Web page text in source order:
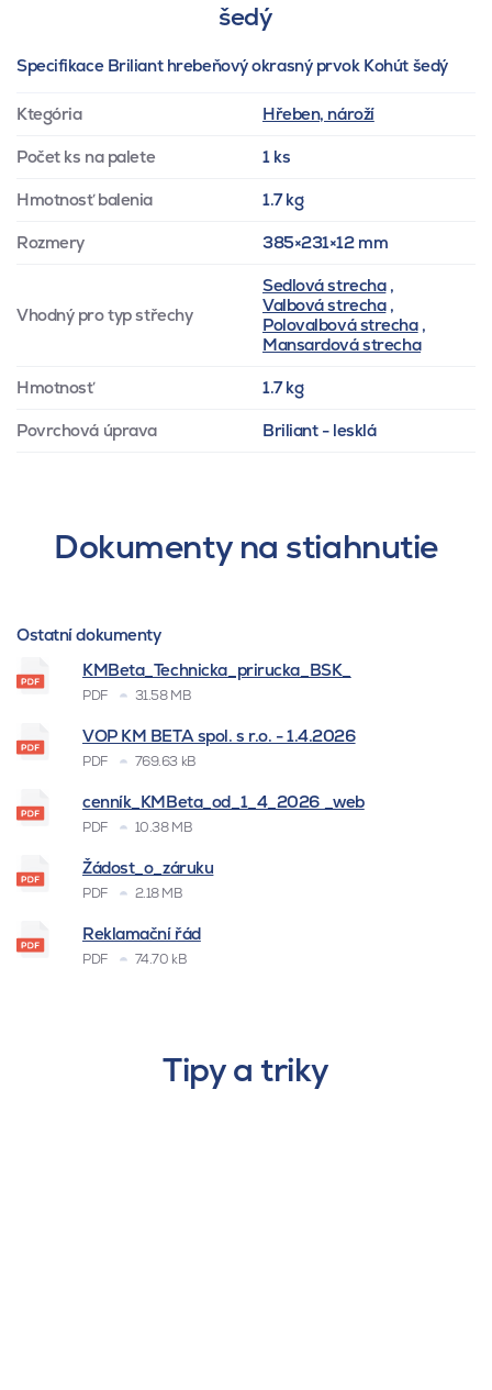
šedý
Specifikace Briliant hrebeňový okrasný prvok Kohút šedý
Ktegória Hřeben, nároží
Počet ks na palete 1 ks
Hmotnosť balenia 1.7 kg
Rozmery 385×231×12 mm
Vhodný pro typ střechy
Sedlová strecha,
Valbová strecha,
Polovalbová strecha,
Mansardová strecha
Hmotnosť 1.7 kg
Povrchová úprava Briliant - lesklá
Dokumenty na stiahnutie
Ostatní dokumenty
KMBeta_Technicka_prirucka_BSK_
PDF 31.58 MB
VOP KM BETA spol. s r.o. - 1.4.2026
PDF 769.63 kB
cenník_KMBeta_od_1_4_2026 _web
PDF 10.38 MB
Žádost_o_záruku
PDF 2.18 MB
Reklamační řád
PDF 74.70 kB
Tipy a triky